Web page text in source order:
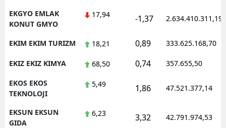
EKGYO EMLAK
KONUT GMYO
17,94 -1,37 2.634.410.311,19
EKIM EKIM TURIZM 18,21 0,89 333.625.168,70
EKIZ EKIZ KIMYA 68,50 0,74 357.655,50
EKOS EKOS
TEKNOLOJI
5,49 1,86 47.521.377,14
EKSUN EKSUN
GIDA
6,23 3,32 42.791.974,53